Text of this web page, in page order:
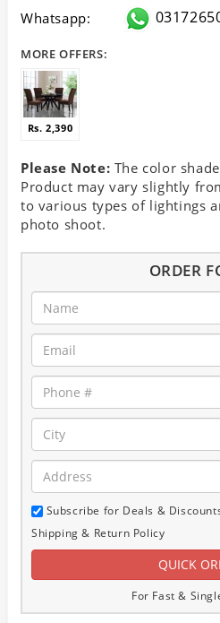
Whatsapp:
MORE OFFERS:
Rs. 2,390
Please Note: The color
Product may vary slightly
to various types of lightings
photo shoot.
ORDER
Subscribe for Deals &
Shipping & Return Policy
For Fast &